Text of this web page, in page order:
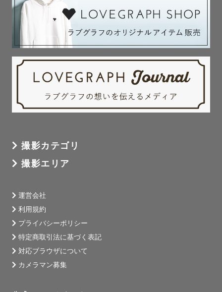
撮影カテゴリ
撮影エリア
運営会社
利用規約
プライバシーポリシー
特定商取引法に基づく表記
対応ブラウザについて
カメラマン募集